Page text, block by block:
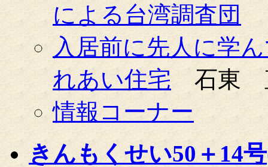
による台湾調査団
入居前に先人に学
れあい住宅石東
情報コーナー
きんもくせい50＋14